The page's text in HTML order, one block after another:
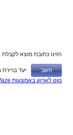
הזינו כתובת מוצא
יעד ברירת
נווט לארוע באמצעות Waze